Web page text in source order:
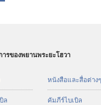
ารของพยานพระยะโฮวา
ล
หนังสือและสื่อต่างๆ
คัมภีร์​ไบเบิล